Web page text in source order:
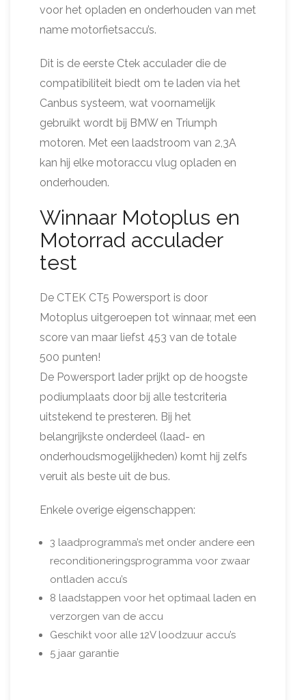
voor het opladen en onderhouden van met
name motorfietsaccu’s.
Dit is de eerste Ctek acculader die de
compatibiliteit biedt om te laden via het
Canbus systeem, wat voornamelijk
gebruikt wordt bij BMW en Triumph
motoren. Met een laadstroom van 2,3A
kan hij elke motoraccu vlug opladen en
onderhouden.
Winnaar Motoplus en
Motorrad acculader
test
De CTEK CT5 Powersport is door
Motoplus uitgeroepen tot winnaar, met een
score van maar liefst 453 van de totale
500 punten!
De Powersport lader prijkt op de hoogste
podiumplaats door bij alle testcriteria
uitstekend te presteren. Bij het
belangrijkste onderdeel (laad- en
onderhoudsmogelijkheden) komt hij zelfs
veruit als beste uit de bus.
Enkele overige eigenschappen:
3 laadprogramma’s met onder andere een
reconditioneringsprogramma voor zwaar
ontladen accu’s
8 laadstappen voor het optimaal laden en
verzorgen van de accu
Geschikt voor alle 12V loodzuur accu’s
5 jaar garantie